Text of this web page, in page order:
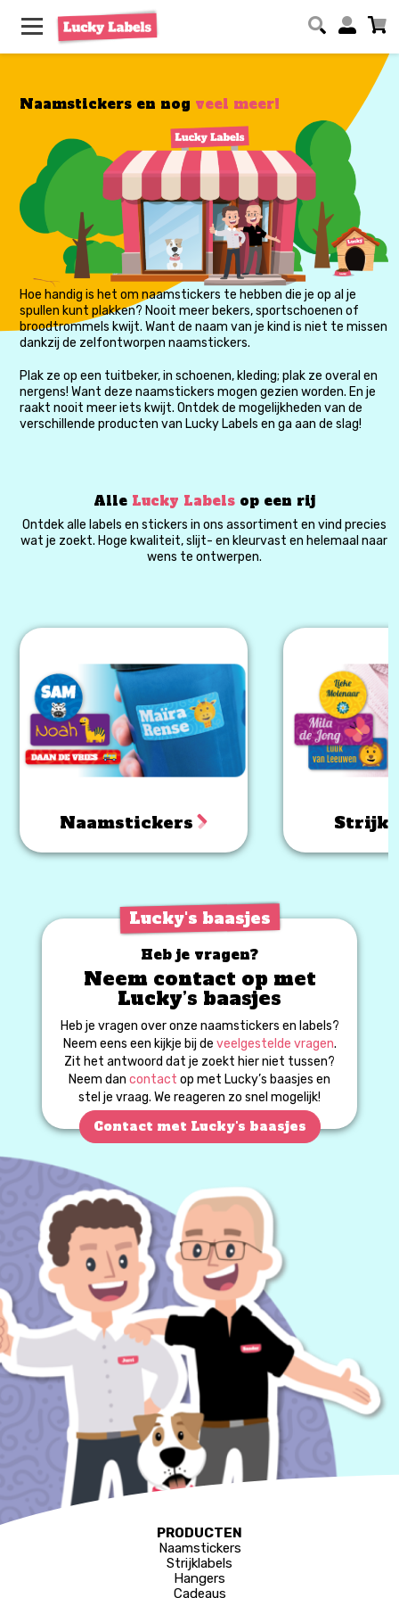
Naamstickers en nog veel meer!
Hoe handig is het om naamstickers te hebben die je op al je
spullen kunt plakken? Nooit meer bekers, sportschoenen of
broodtrommels kwijt. Want de naam van je kind is niet te missen
dankzij de zelfontworpen naamstickers.
Plak ze op een tuitbeker, in schoenen, kleding; plak ze overal en
nergens! Want deze naamstickers mogen gezien worden. En je
raakt nooit meer iets kwijt. Ontdek de mogelijkheden van de
verschillende producten van Lucky Labels en ga aan de slag!
Alle Lucky Labels op een rij
Ontdek alle labels en stickers in ons assortiment en vind precies
wat je zoekt. Hoge kwaliteit, slijt- en kleurvast en helemaal naar
wens te ontwerpen.
Naamstickers
Lucky's baasjes
Heb je vragen?
Neem contact op met
Lucky’s baasjes
Heb je vragen over onze naamstickers en labels?
Neem eens een kijkje bij de veelgestelde vragen.
Zit het antwoord dat je zoekt hier niet tussen?
Neem dan contact op met Lucky’s baasjes en
stel je vraag. We reageren zo snel mogelijk!
Contact met Lucky's baasjes
PRODUCTEN
Naamstickers
Strijklabels
Hangers
Cadeaus